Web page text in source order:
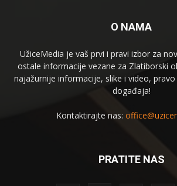
O NAMA
UžiceMedia je vaš prvi i pravi izbor za
ostale informacije vezane za Zlatiborski
najažurnije informacije, slike i video,
događaja!
Kontaktirajte nas:
PRATITE NAS